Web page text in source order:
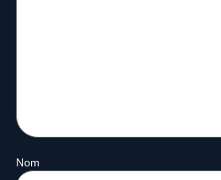
Nom